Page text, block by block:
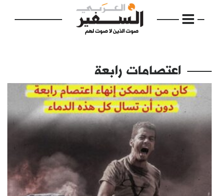
الرئيسية
مواضيع
اعتصامات رابعة